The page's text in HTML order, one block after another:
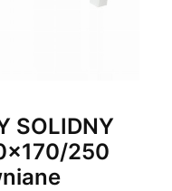
SOLIDNY
250